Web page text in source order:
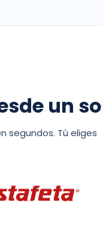
un
segundos. Tú eliges